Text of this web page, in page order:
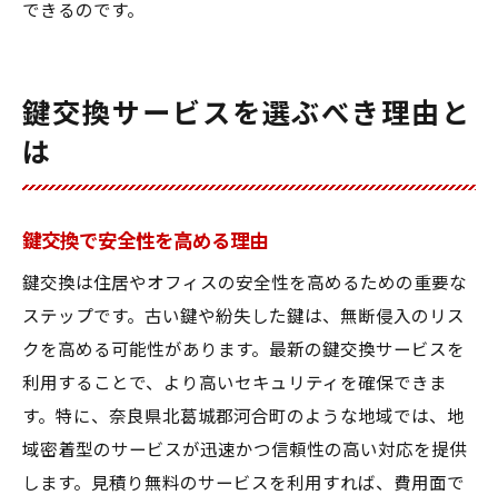
できるのです。
鍵交換サービスを選ぶべき理由と
は
鍵交換で安全性を高める理由
鍵交換は住居やオフィスの安全性を高めるための重要な
ステップです。古い鍵や紛失した鍵は、無断侵入のリス
クを高める可能性があります。最新の鍵交換サービスを
利用することで、より高いセキュリティを確保できま
す。特に、奈良県北葛城郡河合町のような地域では、地
域密着型のサービスが迅速かつ信頼性の高い対応を提供
します。見積り無料のサービスを利用すれば、費用面で